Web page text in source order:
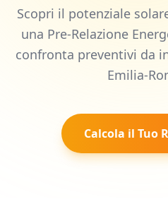
Scopri il potenziale
una Pre-Relazione
confronta preventivi da
Emilia-
Calcola il Tuo